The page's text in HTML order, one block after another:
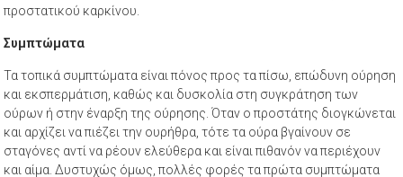
προστατικού καρκίνου.
Συμπτώματα
Τα τοπικά συμπτώματα είναι πόνος προς τα πίσω, επώδυνη ούρηση
και εκσπερμάτιση, καθώς και δυσκολία στη συγκράτηση των
ούρων ή στην έναρξη της ούρησης. Όταν ο προστάτης διογκώνεται
και αρχίζει να πιέζει την ουρήθρα, τότε τα ούρα βγαίνουν σε
σταγόνες αντί να ρέουν ελεύθερα και είναι πιθανόν να περιέχουν
και αίμα. Δυστυχώς όμως, πολλές φορές τα πρώτα συμπτώματα